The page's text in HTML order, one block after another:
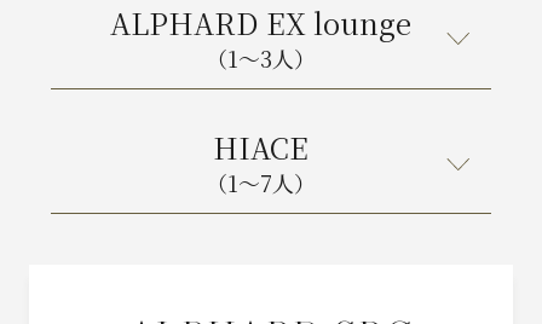
ALPHARD EX lounge
（1〜3人）
HIACE
（1〜7人）